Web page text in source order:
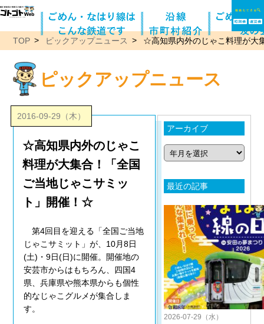
TOP ピックアップニュース ☆高知県内外のじゃこ料理が大
ピックアップニュース
2016-09-29（木）
☆高知県内外のじゃこ
料理が大集合！「全国
ご当地じゃこサミッ
ト」開催！☆
第4回目を迎える「全国ご当地
じゃこサミット」が、10月8日
(土)・9日(日)に開催。開催地の
安芸市からはもちろん、四国4
県、兵庫県や熊本県からも個性
的なじゃこグルメが集合しま
す。
アーカイブ
最近の記事
2026-07-29（水）